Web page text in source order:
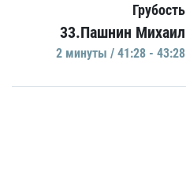
Грубость
33.Пашнин Михаил
2 минуты / 41:28 - 43:28